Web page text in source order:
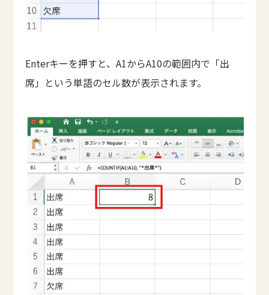
Enterキーを押すと、A1からA10の範囲内で「出
席」という単語のセル数が表示されます。